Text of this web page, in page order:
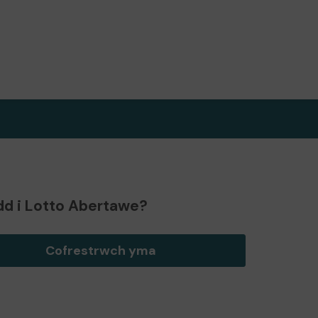
i Lotto Abertawe?
Cofrestrwch yma